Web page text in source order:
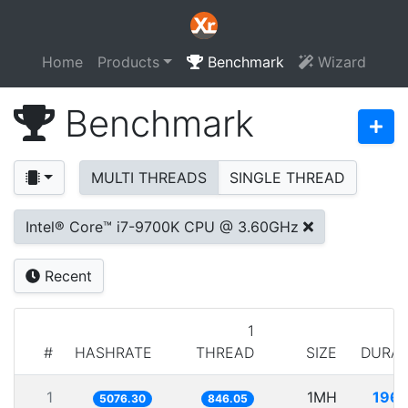
Home Products Benchmark Wizard
Benchmark
MULTI THREADS SINGLE THREAD
Intel® Core™ i7-9700K CPU @ 3.60GHz
Recent
# HASHRATE
1
THREAD
SIZE
1 5076.30 846.05 1MH